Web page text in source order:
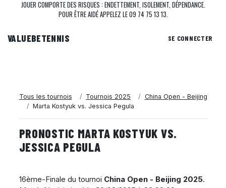
JOUER COMPORTE DES RISQUES : ENDETTEMENT, ISOLEMENT, DÉPENDANCE.
POUR ÊTRE AIDÉ APPELEZ LE 09 74 75 13 13.
VALUEBETENNIS SE CONNECTER
Tous les tournois Tournois 2025
China Open - Beijing
Marta Kostyuk vs. Jessica Pegula
PRONOSTIC MARTA KOSTYUK VS.
JESSICA PEGULA
16ème-Finale du tournoi China Open - Beijing 2025.